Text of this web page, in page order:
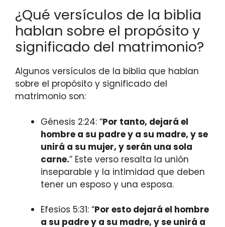
¿Qué versículos de la biblia
hablan sobre el propósito y
significado del matrimonio?
Algunos versículos de la biblia que hablan
sobre el propósito y significado del
matrimonio son:
Génesis 2:24: “Por tanto, dejará el
hombre a su padre y a su madre, y se
unirá a su mujer, y serán una sola
carne.” Este verso resalta la unión
inseparable y la intimidad que deben
tener un esposo y una esposa.
Efesios 5:31: “Por esto dejará el hombre
a su padre y a su madre, y se unirá a